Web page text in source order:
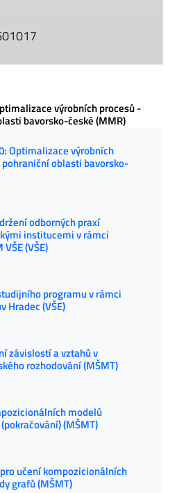
výrobních procesů -
bavorsko-české (MMR)
Optimalizace výrobních
oblasti bavorsko-
odborných praxí
institucemi v rámci
(VŠE)
programu v rámci
Hradec (VŠE)
závislostí a vztahů v
rozhodování (MŠMT)
modelů
(MŠMT)
učení kompozicionálních
grafů (MŠMT)